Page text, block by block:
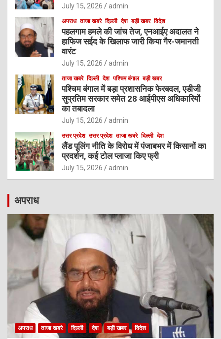
July 15, 2026 admin
अपराध ताजा खबरे दिल्ली देश बड़ी खबर विदेश
पहलगाम हमले की जांच तेज, एनआईए अदालत ने
हाफिज सईद के खिलाफ जारी किया गैर-जमानती
वारंट
July 15, 2026 admin
ताजा खबरे दिल्ली देश पश्चिम बंगाल बड़ी खबर
पश्चिम बंगाल में बड़ा प्रशासनिक फेरबदल, एडीजी
सुप्रतिम सरकार समेत 28 आईपीएस अधिकारियों
का तबादला
July 15, 2026 admin
उत्तर प्रदेश उत्तर प्रदेश ताजा खबरे दिल्ली देश
लैंड पूलिंग नीति के विरोध में पंजाबभर में किसानों का
प्रदर्शन, कई टोल प्लाजा किए फ्री
July 15, 2026 admin
अपराध
अपराध ताजा खबरे दिल्ली देश बड़ी खबर विदेश